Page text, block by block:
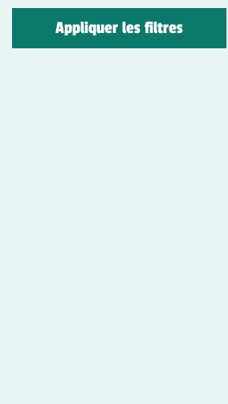
Appliquer les filtres